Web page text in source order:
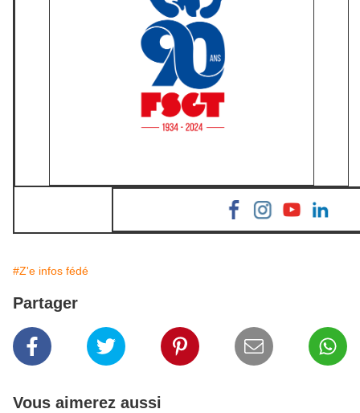
#Z'e infos fédé
Partager
Vous aimerez aussi